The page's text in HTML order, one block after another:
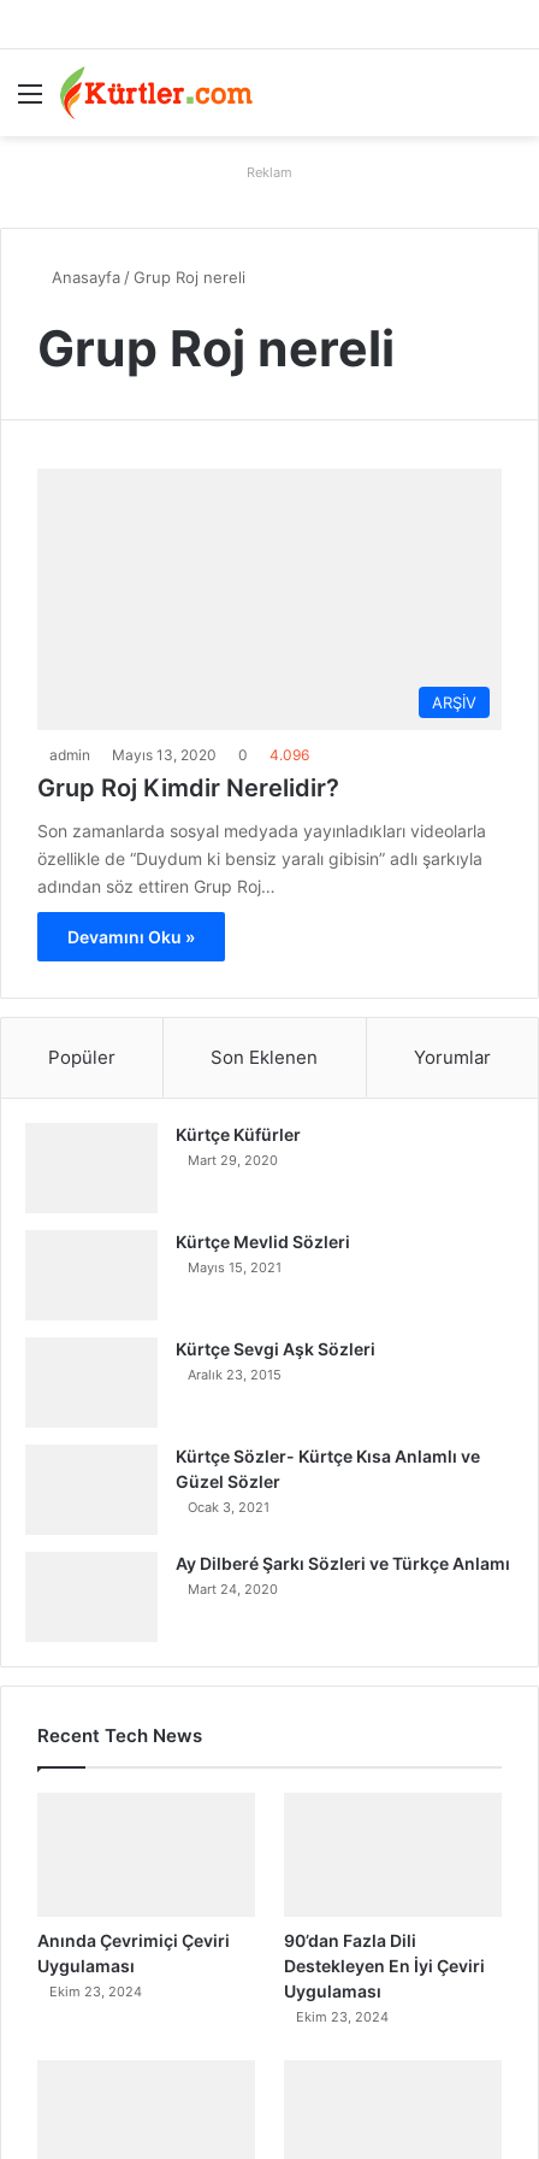
Menü
Reklam
Anasayfa /Grup Roj nereli
Grup Roj nereli
ARŞİV
admin Mayıs 13, 2020 0 4.096
Grup Roj Kimdir Nerelidir?
Son zamanlarda sosyal medyada yayınladıkları videolarla
özellikle de “Duydum ki bensiz yaralı gibisin” adlı şarkıyla
adından söz ettiren Grup Roj…
Devamını Oku »
Popüler Son Eklenen Yorumlar
Kürtçe Küfürler
Mart 29, 2020
Kürtçe Mevlid Sözleri
Mayıs 15, 2021
Kürtçe Sevgi Aşk Sözleri
Aralık 23, 2015
Kürtçe Sözler- Kürtçe Kısa Anlamlı ve
Güzel Sözler
Ocak 3, 2021
Ay Dilberé Şarkı Sözleri ve Türkçe Anlamı
Mart 24, 2020
Recent Tech News
Anında Çevrimiçi Çeviri
Uygulaması
Ekim 23, 2024
90’dan Fazla Dili
Destekleyen En İyi Çeviri
Uygulaması
Ekim 23, 2024